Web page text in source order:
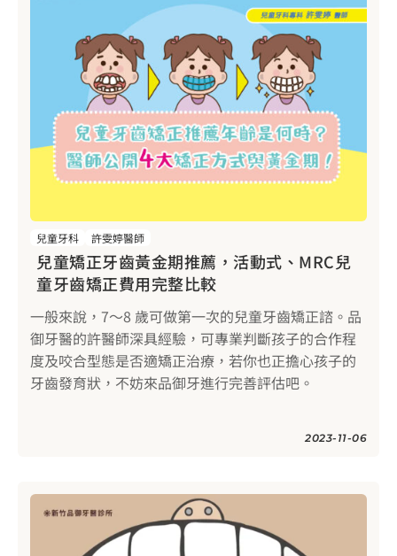
兒童牙科 許雯婷醫師
兒童矯正牙齒黃金期推薦，活動式、MRC兒
童牙齒矯正費用完整比較
一般來說，7～8 歲可做第一次的兒童牙齒矯正諮。品
御牙醫的許醫師深具經驗，可專業判斷孩子的合作程
度及咬合型態是否適矯正治療，若你也正擔心孩子的
牙齒發育狀，不妨來品御牙進行完善評估吧。
2023-11-06